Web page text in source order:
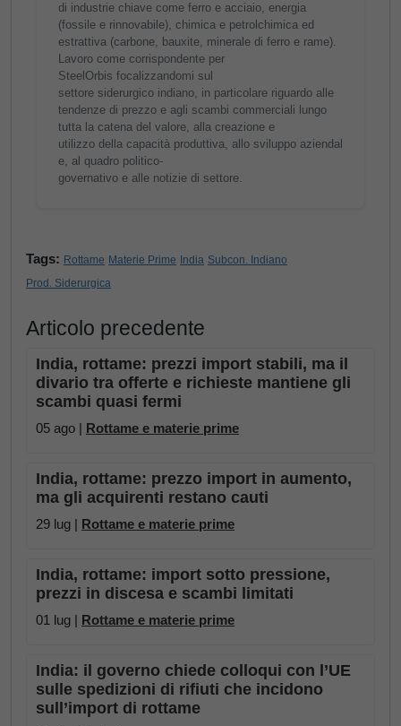
di industrie chiave come ferro e acciaio, energia
(fossile e rinnovabile), chimica e petrolchimica ed
estrattiva (carbone, bauxite, minerale di ferro e rame).
Lavoro come corrispondente per
SteelOrbis focalizzandomi sul
settore siderurgico indiano, in particolare riguardo alle
tendenze di prezzo e agli scambi commerciali lungo
tutta la catena del valore, alla creazione e
utilizzo della capacità produttiva, allo sviluppo aziendal
e, al quadro politico-
governativo e alle notizie di settore.
Tags: Rottame Materie Prime India Subcon. Indiano
Prod. Siderurgica
Articolo precedente
India, rottame: prezzi import stabili, ma il
divario tra offerte e richieste mantiene gli
scambi quasi fermi
05 ago | Rottame e materie prime
India, rottame: prezzo import in aumento,
ma gli acquirenti restano cauti
29 lug | Rottame e materie prime
India, rottame: import sotto pressione,
prezzi in discesa e scambi limitati
01 lug | Rottame e materie prime
India: il governo chiede colloqui con l’UE
sulle spedizioni di rifiuti che incidono
sull’import di rottame